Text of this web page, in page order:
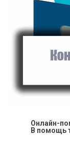
Онлайн-
В помощь